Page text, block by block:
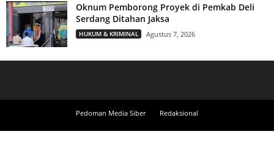
Oknum Pemborong Proyek di Pemkab Deli
Serdang Ditahan Jaksa
HUKUM & KRIMINAL Agustus 7, 2026
Pedoman Media Siber Redaksional